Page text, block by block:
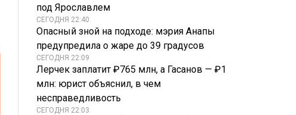
под Ярославлем
СЕГОДНЯ 22:40
Опасный зной на подходе: мэрия Анапы
предупредила о жаре до 39 градусов
СЕГОДНЯ 22:09
Лерчек заплатит ₽765 млн, а Гасанов — ₽1
млн: юрист объяснил, в чем
несправедливость
СЕГОДНЯ 22:03